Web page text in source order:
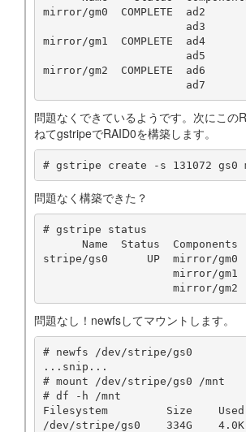
mirror/gm0  COMPLETE  ad2
                      ad3
mirror/gm1  COMPLETE  ad4
                      ad5
mirror/gm2  COMPLETE  ad6
                      ad7
問題なくできているようです。次にこの
ねてgstripeでRAID0を構築します。
# gstripe create -s 131072 gs0
問題なく構築できた？
# gstripe status
      Name  Status  Components
stripe/gs0      UP  mirror/gm0
                    mirror/gm1
                    mirror/gm2
問題なし！newfsしてマウントします。
# newfs /dev/stripe/gs0
...snip...
# mount /dev/stripe/gs0 /mnt
# df -h /mnt
Filesystem         Size    Used
/dev/stripe/gs0    334G